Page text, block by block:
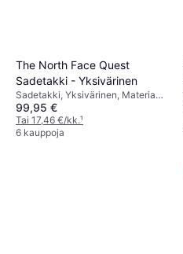
The North Face Quest
Sadetakki - Yksivärinen
Sadetakki, Yksivärinen, Materiaali:
Polyesteri, Vedenpitävä
99,95 €
Tai 17,46 €/kk.¹
6 kauppoja